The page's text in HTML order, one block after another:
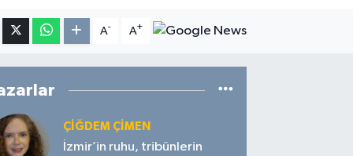
A- A+
ÇIĞDEM ÇIMEN
İzmir’in ruhu, tribünlerin